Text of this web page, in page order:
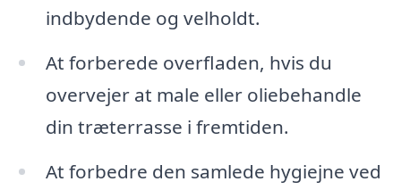
indbydende og velholdt.
At forberede overfladen, hvis du
overvejer at male eller oliebehandle
din træterrasse i fremtiden.
At forbedre den samlede hygiejne ved